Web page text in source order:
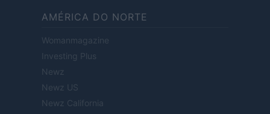
AMÉRICA DO NORTE
Womanmagazine
Investing Plus
Newz
Newz US
Newz California